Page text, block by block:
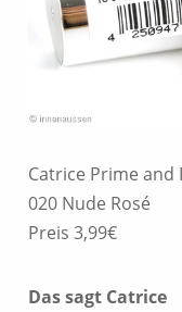
Catrice Prime and
020 Nude Rosé
Preis 3,99€
Das sagt Catrice